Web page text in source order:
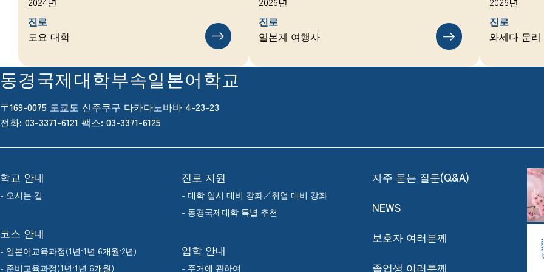
진로
도요 대학
진로
일본계 여행사
진로
와세다 문
동경국제대학부속일본어학교
〒169-0075 도쿄도 신주쿠구 다카다노바바 4-23-23
전화: 03-3371-6121 팩스: 03-3371-6125
학교 안내
- 오시는 길
코스 안내
- 일본어교육과정(1년·1년 6개월·2년)
- 준비교육과정(1년·1년 6개월)
진로 지원
- 대학 입시 대비 강좌／취업 대비 강좌
- 동경국제대학 특별 추천
입학 안내
- 주거에 관하여
자주 묻는 질문(Q&A)
NEWS
보호자 여러분께
졸업생 여러분께